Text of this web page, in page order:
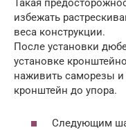
Такая
избежать
веса конструкции.
После установки
установке
наживить саморезы и
кронштейн до упора.
Следующим